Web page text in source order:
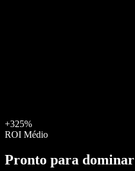
+325%
ROI Médio
Pronto para dominar